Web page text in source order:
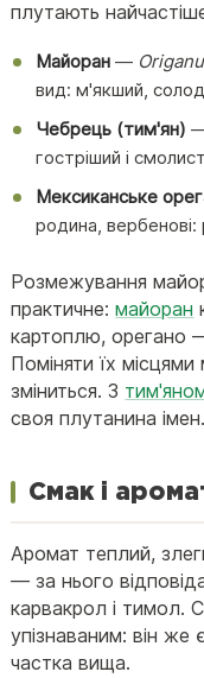
плутають
Майоран —
вид: м'якший,
Чебрець (тим'ян)
гостріший і
Мексиканське
родина, вербенові:
Розмежування
практичне:майоран
картоплю, орегано
Поміняти їх
зміниться. З
своя плутанина імен.
Смак і
Аромат теплий,
— за нього
карвакрол і тимол.
упізнаваним: він же
частка вища.